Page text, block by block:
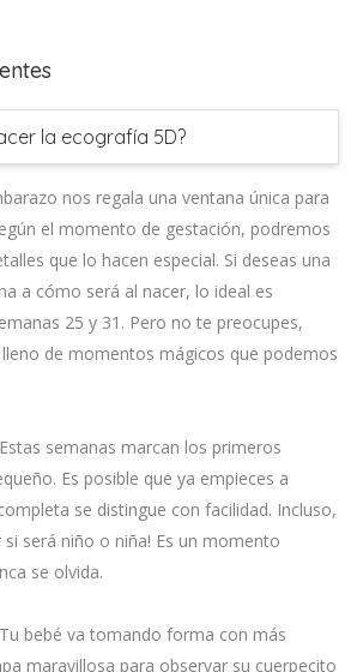
la ecografía 5D?
nos regala una ventana única para
el momento de gestación, podremos
que lo hacen especial. Si deseas una
a cómo será al nacer, lo ideal es
25 y 31. Pero no te preocupes,
de momentos mágicos que podemos
semanas marcan los primeros
Es posible que ya empieces a
se distingue con facilidad. Incluso,
si será niño o niña! Es un momento
se olvida.
bebé va tomando forma con más
maravillosa para observar su cuerpecito